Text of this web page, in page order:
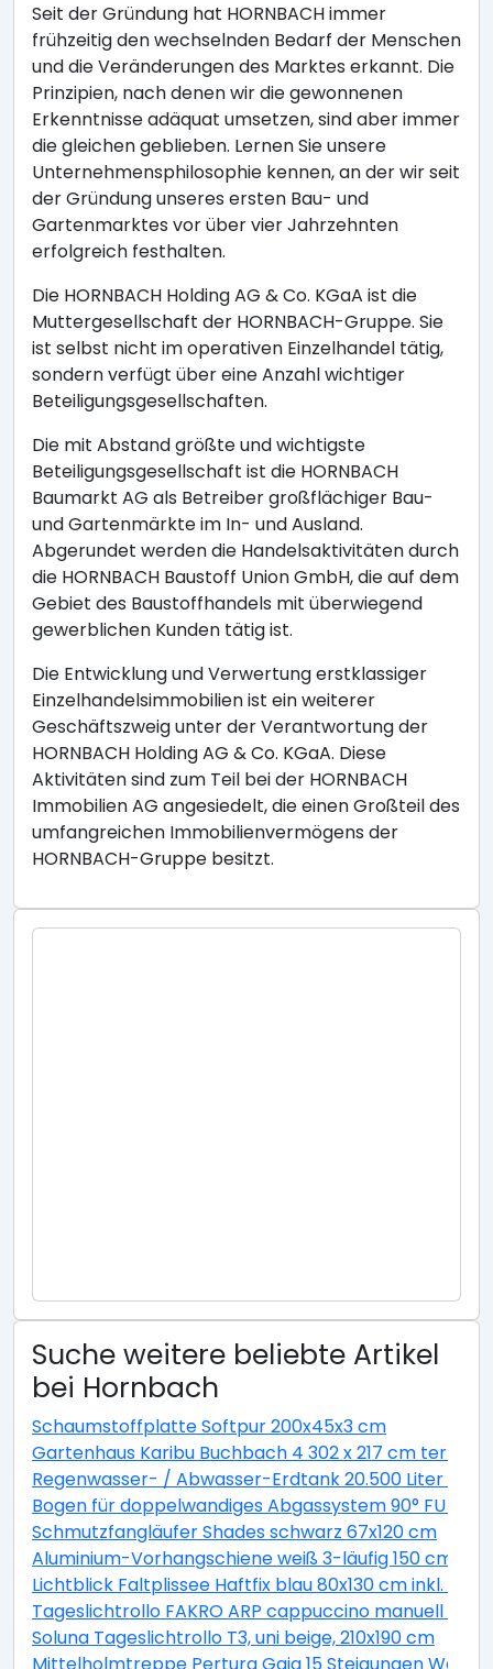
Seit der Gründung hat HORNBACH immer
frühzeitig den wechselnden Bedarf der Menschen
und die Veränderungen des Marktes erkannt. Die
Prinzipien, nach denen wir die gewonnenen
Erkenntnisse adäquat umsetzen, sind aber immer
die gleichen geblieben. Lernen Sie unsere
Unternehmensphilosophie kennen, an der wir seit
der Gründung unseres ersten Bau- und
Gartenmarktes vor über vier Jahrzehnten
erfolgreich festhalten.
Die HORNBACH Holding AG & Co. KGaA ist die
Muttergesellschaft der HORNBACH-Gruppe. Sie
ist selbst nicht im operativen Einzelhandel tätig,
sondern verfügt über eine Anzahl wichtiger
Beteiligungsgesellschaften.
Die mit Abstand größte und wichtigste
Beteiligungsgesellschaft ist die HORNBACH
Baumarkt AG als Betreiber großflächiger Bau-
und Gartenmärkte im In- und Ausland.
Abgerundet werden die Handelsaktivitäten durch
die HORNBACH Baustoff Union GmbH, die auf dem
Gebiet des Baustoffhandels mit überwiegend
gewerblichen Kunden tätig ist.
Die Entwicklung und Verwertung erstklassiger
Einzelhandelsimmobilien ist ein weiterer
Geschäftszweig unter der Verantwortung der
HORNBACH Holding AG & Co. KGaA. Diese
Aktivitäten sind zum Teil bei der HORNBACH
Immobilien AG angesiedelt, die einen Großteil des
umfangreichen Immobilienvermögens der
HORNBACH-Gruppe besitzt.
Suche weitere beliebte Artikel
bei Hornbach
Schaumstoffplatte Softpur 200x45x3 cm
Gartenhaus Karibu Buchbach 4 302 x 217 cm
Regenwasser- / Abwasser-Erdtank 20.500 Liter GVT
Bogen für doppelwandiges Abgassystem 90° FU
Schmutzfangläufer Shades schwarz 67x120 cm
Aluminium-Vorhangschiene weiß 3-läufig 150 cm
Lichtblick Faltplissee Haftfix blau 80x130 cm inkl.
Tageslichtrollo FAKRO ARP cappuccino manuell
Soluna Tageslichtrollo T3, uni beige, 210x190 cm